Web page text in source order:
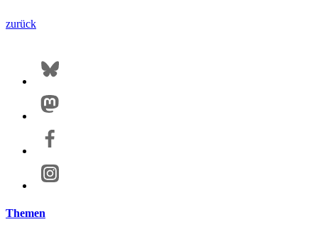
zurück
Themen